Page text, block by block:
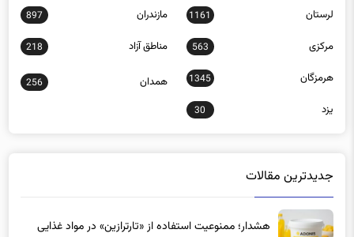
مرکزی 563 مناطق آزاد 218
هرمزگان 1345
256
یزد 30
هشدار؛ ممنوعیت استفاده از «تارترازین» در مواد غذایی
8 ساعت پیش